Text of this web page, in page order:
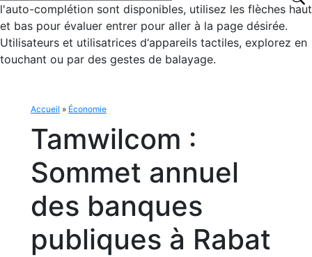
:l'auto-complétion sont disponibles, utilisez les flèches haut
et bas pour évaluer entrer pour aller à la page désirée.
Utilisateurs et utilisatrices d‘appareils tactiles, explorez en
touchant ou par des gestes de balayage.
Accueil » Économie
Tamwilcom :
Sommet annuel
des banques
publiques à Rabat